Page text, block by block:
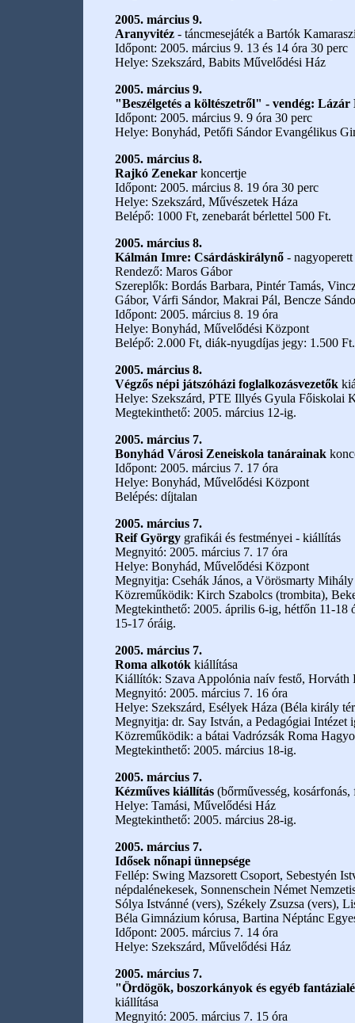
2005. március 9.
Aranyvitéz- táncmesejáték a Bartók
Időpont: 2005. március 9. 13 és 14 óra 30 perc
Helye: Szekszárd, Babits Művelődési Ház
2005. március 9.
"Beszélgetés a költészetről" - vendég:
Időpont: 2005. március 9. 9 óra 30 perc
Helye: Bonyhád, Petőfi Sándor Evangélikus
2005. március 8.
Rajkó Zenekarkoncertje
Időpont: 2005. március 8. 19 óra 30 perc
Helye: Szekszárd, Művészetek Háza
Belépő: 1000 Ft, zenebarát bérlettel 500 Ft.
2005. március 8.
Kálmán Imre: Csárdáskirálynő- nagyoperett
Rendező: Maros Gábor
Szereplők: Bordás Barbara, Pintér Tamás,
Gábor, Várfi Sándor, Makrai Pál, Bencze
Időpont: 2005. március 8. 19 óra
Helye: Bonyhád, Művelődési Központ
Belépő: 2.000 Ft, diák-nyugdíjas jegy: 1.500 Ft.
2005. március 8.
Végzős népi játszóházi foglalkozásvezetők
Helye: Szekszárd, PTE Illyés Gyula Főiskolai
Megtekinthető: 2005. március 12-ig.
2005. március 7.
Bonyhád Városi Zeneiskola tanárainak
Időpont: 2005. március 7. 17 óra
Helye: Bonyhád, Művelődési Központ
Belépés: díjtalan
2005. március 7.
Reif György grafikái és festményei - kiállítás
Megnyitó: 2005. március 7. 17 óra
Helye: Bonyhád, Művelődési Központ
Megnyitja: Csehák János, a Vörösmarty
Közreműködik: Kirch Szabolcs (trombita),
Megtekinthető: 2005. április 6-ig, hétfőn 11-18
15-17 óráig.
2005. március 7.
Roma alkotókkiállítása
Kiállítók: Szava Appolónia naív festő, Horváth
Megnyitó: 2005. március 7. 16 óra
Helye: Szekszárd, Esélyek Háza (Béla király
Megnyitja: dr. Say István, a Pedagógiai Intézet
Közreműködik: a bátai Vadrózsák Roma
Megtekinthető: 2005. március 18-ig.
2005. március 7.
Kézműves kiállítás(bőrművesség, kosárfonás,
Helye: Tamási, Művelődési Ház
Megtekinthető: 2005. március 28-ig.
2005. március 7.
Idősek nőnapi ünnepsége
Fellép: Swing Mazsorett Csoport, Sebestyén
népdalénekesek, Sonnenschein Német
Sólya Istvánné (vers), Székely Zsuzsa (vers),
Béla Gimnázium kórusa, Bartina Néptánc
Időpont: 2005. március 7. 14 óra
Helye: Szekszárd, Művelődési Ház
2005. március 7.
"Ördögök, boszorkányok és egyéb
kiállítása
Megnyitó: 2005. március 7. 15 óra